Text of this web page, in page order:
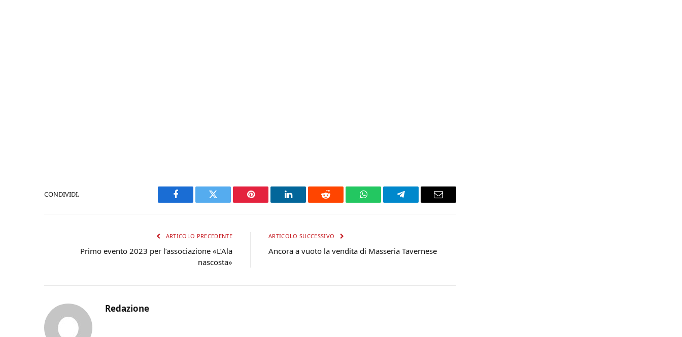
CONDIVIDI.
Facebook Twitter Pinterest LinkedIn Reddit WhatsAppTelegram Email
ARTICOLO PRECEDENTE
Primo evento 2023 per l’associazione «L’Ala
nascosta»
ARTICOLO SUCCESSIVO
Ancora a vuoto la vendita di Masseria Tavernese
Redazione